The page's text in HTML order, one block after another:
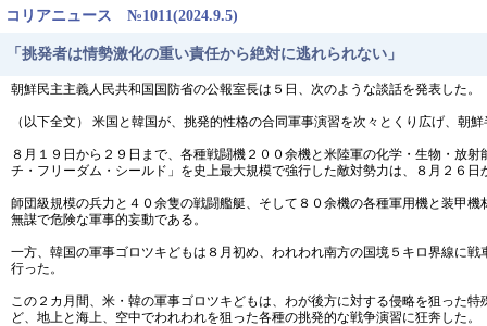
コリアニュース №1011(2024.9.5)
「挑発者は情勢激化の重い責任から絶対に逃れられない」
朝鮮民主主義人民共和国国防省の公報室長は５日、次のような談話を発表した。
（以下全文） 米国と韓国が、挑発的性格の合同軍事演習を次々とくり広げ、朝
８月１９日から２９日まで、各種戦闘機２００余機と米陸軍の化学・生物・放
チ・フリーダム・シールド」を史上最大規模で強行した敵対勢力は、８月２６
師団級規模の兵力と４０余隻の戦闘艦艇、そして８０余機の各種軍用機と装甲
無謀で危険な軍事的妄動である。
一方、韓国の軍事ゴロツキどもは８月初め、われわれ南方の国境５キロ界線に
行った。
この２カ月間、米・韓の軍事ゴロツキどもは、わが後方に対する侵略を狙った
ど、地上と海上、空中でわれわれを狙った各種の挑発的な戦争演習に狂奔した。